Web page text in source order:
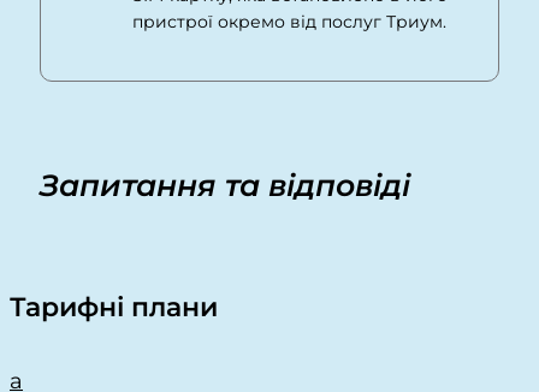
пристрої окремо від послуг Триум.
Запитання та відповіді
Тарифні плани
a